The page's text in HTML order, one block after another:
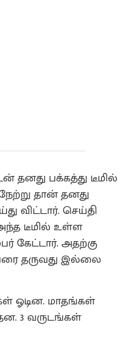
தனது பக்கத்து டீமில்
தான் தனது
விட்டார். செய்தி
அந்த டீமில் உள்ள
கேட்டார். அதற்கு
தருவது இல்லை
ஓடின. மாதங்கள்
3 வருடங்கள்